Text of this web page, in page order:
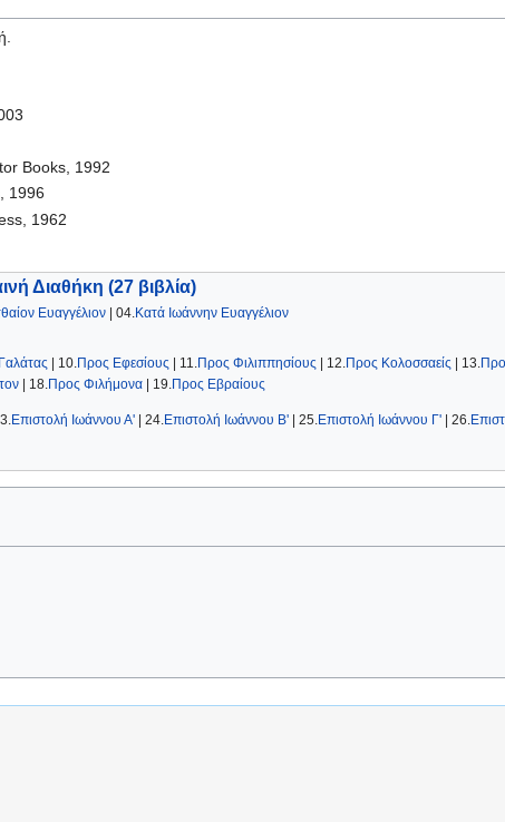
Books, 1992
1996
1962
Διαθήκη (27 βιβλία)
Ευαγγέλιον | 04.Κατά Ιωάννην Ευαγγέλιον
| 10.Προς Εφεσίους | 11.Προς Φιλιππησίους | 12.Προς Κολοσσαείς | 13.
| 18.Προς Φιλήμονα | 19.Προς Εβραίους
Eπιστολή Ιωάννου Α' | 24.Eπιστολή Ιωάννου Β' | 25.Eπιστολή Ιωάννου Γ' | 26.